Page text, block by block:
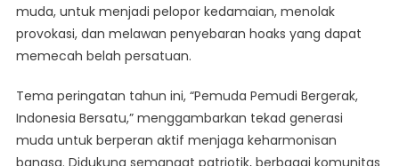
muda, untuk menjadi pelopor kedamaian, menolak
provokasi, dan melawan penyebaran hoaks yang dapat
memecah belah persatuan.
Tema peringatan tahun ini, “Pemuda Pemudi Bergerak,
Indonesia Bersatu,” menggambarkan tekad generasi
muda untuk berperan aktif menjaga keharmonisan